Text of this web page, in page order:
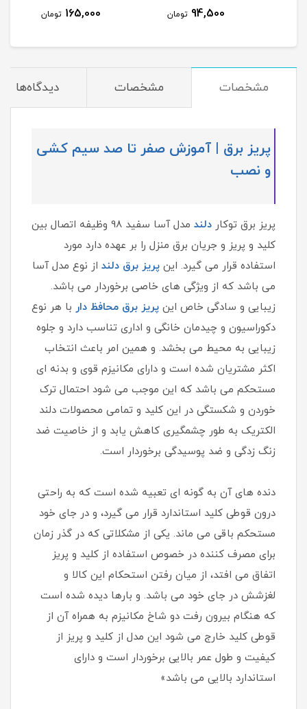
94,500 تومان 165,000 تومان
مشخصات مشخصات دیدگاه‌ها
پریز برق | آموزش صفر تا صد سیم کشی
و نصب
پریز برق توکار دلند
مدل آسا سفید 98 وظیفه اتصال بین
کلید و پریز و جریان برق منزل را بر عهده دارد مورد
استفاده قرار می گیرد. این پریز برق دلند از نوع مدل آسا
می باشد که از ویژگی های خاصی برخوردار می باشد.
زیبایی و سادگی خاص این پریز برق محافظ دار با هر نوع
دکوراسیون و چیدمان خانگی و اداری تناسب دارد و جلوه
زیبایی به محیط می بخشد. و همین امر باعث انتخاب
اکثر مشتریان شده است و دارای مکانیزم قوی و بدنه ای
مستحکم می باشد که این موجب می شود احتمال ترک
خوردن و شکستگی در این کلید و تمامی محصولات دلند
الکتریک به طور چشمگیری کاهش یابد و از خاصیت ضد
زنگ زدگی و ضد پوسیدگی برخوردار است.
دنده های آن به گونه ای تعبیه شده است که به راحتی
درون قوطی کلید استاندارد قرار می گیرد، و در جای خود
مستحکم باقی می ماند. یکی از مشکلاتی که در گذر زمان
برای مصرف کننده در خصوص استفاده از کلید و پریز
اتفاق می افتد، از میان رفتن استحکام این کالا و
لغزشش در جای خود می باشد. و بارها دیده شده است
که هنگام بیرون رفت دو شاخ مکانیزم به همراه آن از
قوطی کلید خارج می شود این مدل از کلید و پریز از
کیفیت و طول عمر بالایی برخوردار است و دارای
استاندارد بالایی می باشد»